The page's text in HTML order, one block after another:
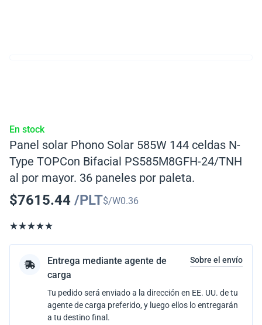
En stock
Panel solar Phono Solar 585W 144 celdas N-
Type TOPCon Bifacial PS585M8GFH-24/TNH
al por mayor. 36 paneles por paleta.
$7615.44 /PLT$/W0.36
Entrega mediante agente de
carga
Sobre el envío
Tu pedido será enviado a la dirección en EE. UU. de tu
agente de carga preferido, y luego ellos lo entregarán
a tu destino final.